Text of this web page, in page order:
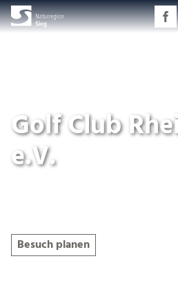
Golf Club
e.V.
Besuch planen